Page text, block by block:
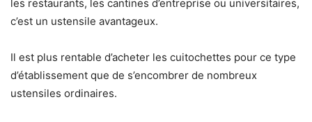
les restaurants, les cantines d’entreprise ou universitaires,
c’est un ustensile avantageux.
Il est plus rentable d’acheter les cuitochettes pour ce type
d’établissement que de s’encombrer de nombreux
ustensiles ordinaires.